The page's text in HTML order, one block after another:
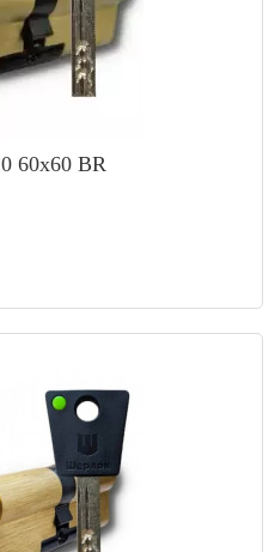
60x60 BR